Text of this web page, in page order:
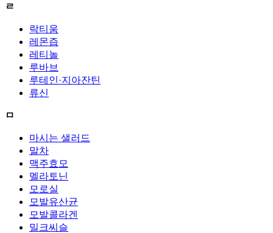
ㄹ
락티움
레몬즙
레티놀
루바브
루테인·지아잔틴
류신
ㅁ
마시는 샐러드
말차
맥주효모
멜라토닌
모로실
모발유산균
모발콜라겐
밀크씨슬